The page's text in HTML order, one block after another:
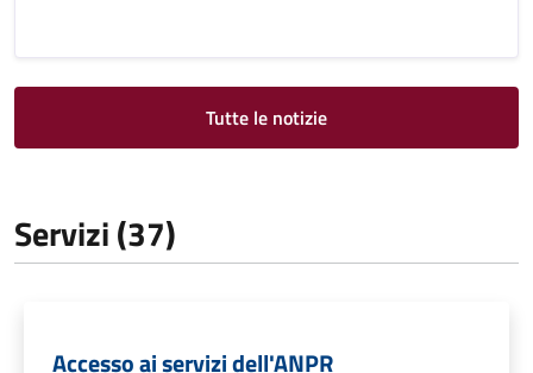
Tutte le notizie
Servizi (37)
Accesso ai servizi dell'ANPR